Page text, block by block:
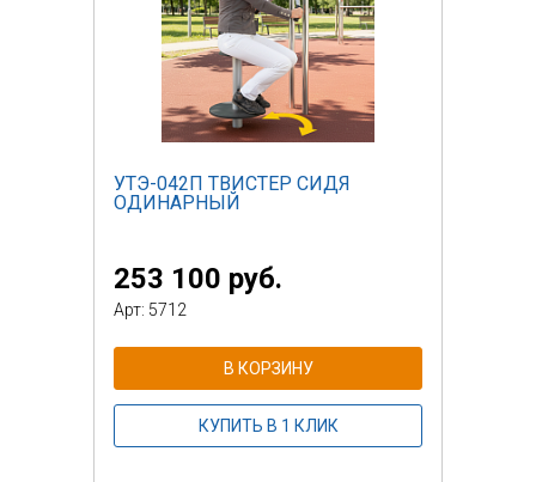
УТЭ-042П ТВИСТЕР СИДЯ
ОДИНАРНЫЙ
253 100 руб.
Арт: 5712
В КОРЗИНУ
КУПИТЬ В 1 КЛИК